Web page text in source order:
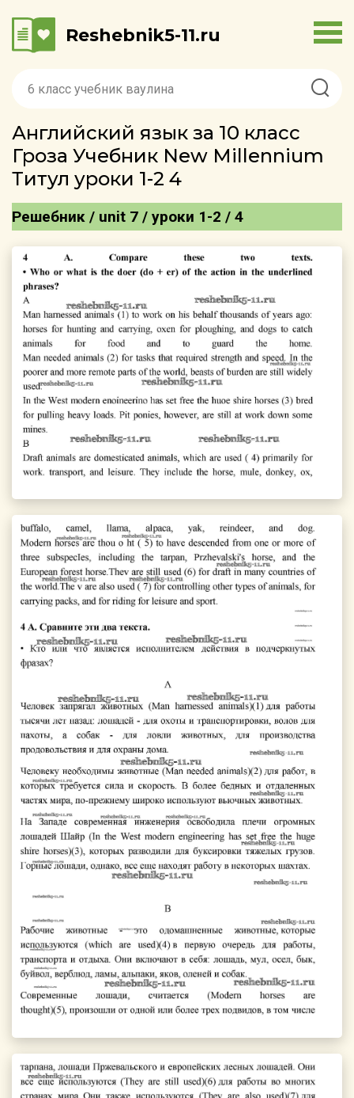
Reshebnik5-11.ru
Английский язык за 10 класс
Гроза Учебник New Millennium
Титул уроки 1-2 4
Решебник / unit 7 / уроки 1-2 / 4